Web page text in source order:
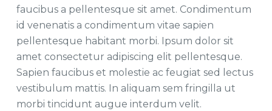
faucibus a pellentesque sit amet. Condimentum
id venenatis a condimentum vitae sapien
pellentesque habitant morbi. Ipsum dolor sit
amet consectetur adipiscing elit pellentesque.
Sapien faucibus et molestie ac feugiat sed lectus
vestibulum mattis. In aliquam sem fringilla ut
morbi tincidunt augue interdum velit.